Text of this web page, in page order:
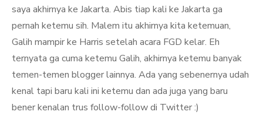
saya akhirnya ke Jakarta. Abis tiap kali ke Jakarta ga
pernah ketemu sih. Malem itu akhirnya kita ketemuan,
Galih mampir ke Harris setelah acara FGD kelar. Eh
ternyata ga cuma ketemu Galih, akhirnya ketemu banyak
temen-temen blogger lainnya. Ada yang sebenernya udah
kenal tapi baru kali ini ketemu dan ada juga yang baru
bener kenalan trus follow-follow di Twitter :)